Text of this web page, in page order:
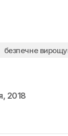
безпечне
2018